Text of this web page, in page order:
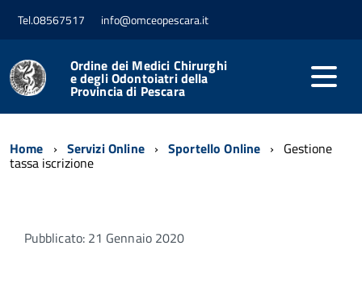
Tel.08567517 info@omceopescara.it
Ordine dei Medici Chirurghi
e degli Odontoiatri della
Provincia di Pescara
Home Servizi Online Sportello Online Gestione
tassa iscrizione
Pubblicato: 21 Gennaio 2020